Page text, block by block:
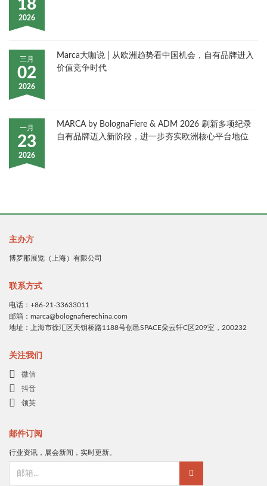
18
2026
三月
02
2026
Marca大咖说 | 从欧洲趋势看中国机会，自有品牌进入
价值竞争时代
一月
23
2026
MARCA by BolognaFiere & ADM 2026 刷新多项纪录
自有品牌迈入新阶段，进一步夯实欧洲核心平台地位
主办方
博罗那展览（上海）有限公司
联系方式
电话：+86-21-33633011
邮箱：marca@bolognafierechina.com
地址：上海市徐汇区天钥桥路1188号创邑SPACE朵云轩C区209室，200232
关注我们
微信
抖音
领英
邮件订阅
行业资讯，展会新闻，实时更新。